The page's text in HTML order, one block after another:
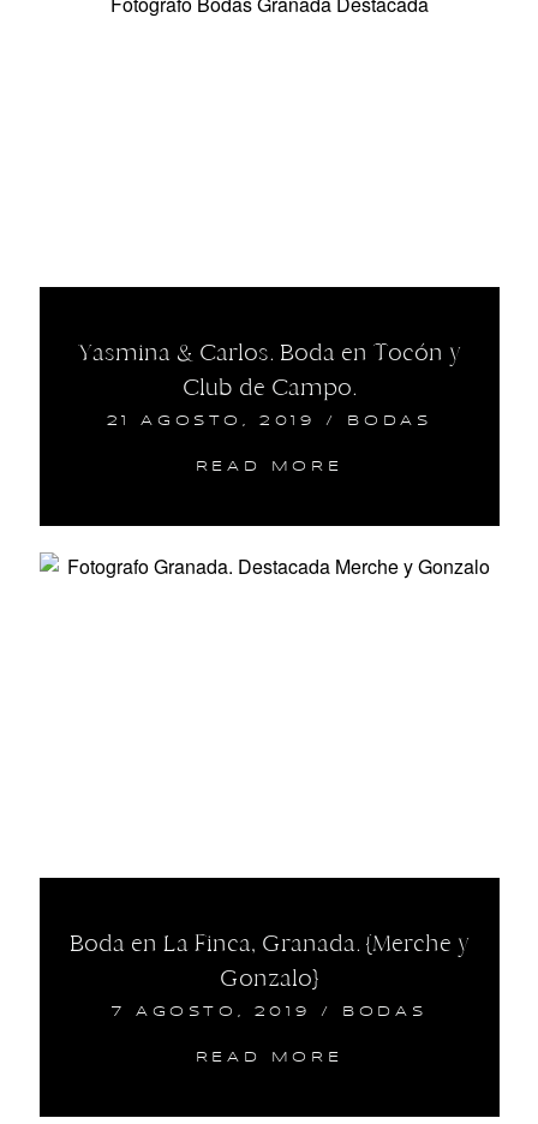
Yasmina & Carlos. Boda en Tocón y
Club de Campo.
21 AGOSTO, 2019 / BODAS
READ MORE
Boda en La Finca, Granada. {Merche y
Gonzalo}
7 AGOSTO, 2019 / BODAS
READ MORE